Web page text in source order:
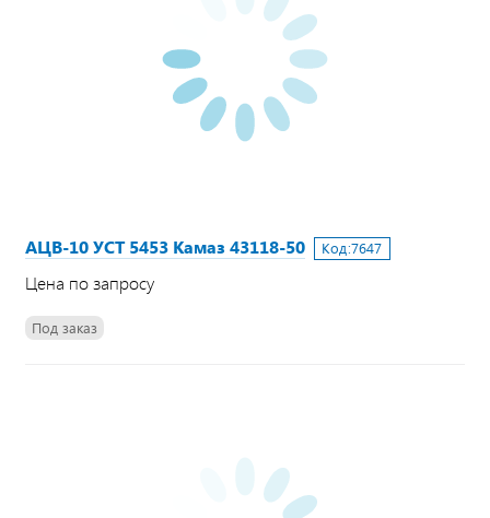
АЦВ-10 УСТ 5453 Камаз 43118-50 Код:7647
Цена по запросу
Под заказ